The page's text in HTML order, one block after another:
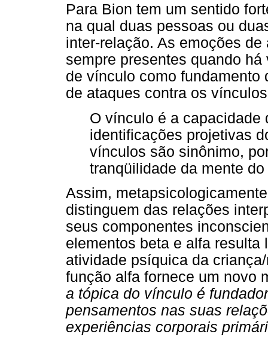
Para Bion tem um sentido
na qual duas pessoas ou
inter-relação. As emoções
sempre presentes quando
de vínculo como fundamento
de ataques contra os
O vínculo é a capacidade
identificações projetivas
vínculos são sinônimo,
tranqüilidade da mente
Assim,
distinguem das relações
seus componentes
elementos beta e alfa resulta
atividade psíquica da
função alfa fornece um novo
a tópica do vínculo é
pensamentos nas suas
experiências corporais